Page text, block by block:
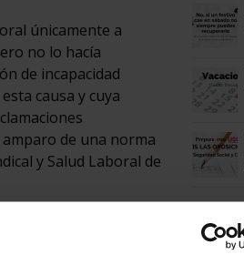
únicamente a
no lo hacía
de incapacidad
causa y cuya
de una norma
y Salud Laboral de